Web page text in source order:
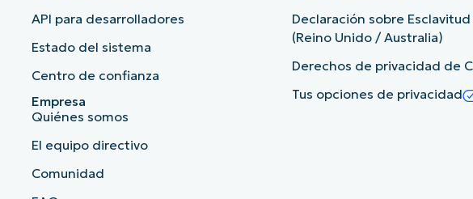
API para desarrolladores
Estado del sistema
Centro de confianza
Empresa
Quiénes somos
El equipo directivo
Comunidad
Declaración sobre
(Reino Unido / Australia)
Derechos de privacidad de
Tus opciones de privacidad